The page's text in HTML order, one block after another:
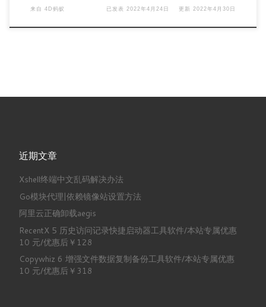
来自 4D蚂蚁 已发表 2022年4月24日 更新 2022年4月30日
近期文章
Xshell终端中文乱码解决办法
Go模块代理|依赖镜像站设置方法
阿里云正确卸载aegis
RecentX 5 历史访问记录快捷启动器工具软件/本站专属优惠
10 元/优惠后￥128
Copywhiz 6 增强文件数据复制备份工具软件/本站专属优惠
10 元/优惠后￥318